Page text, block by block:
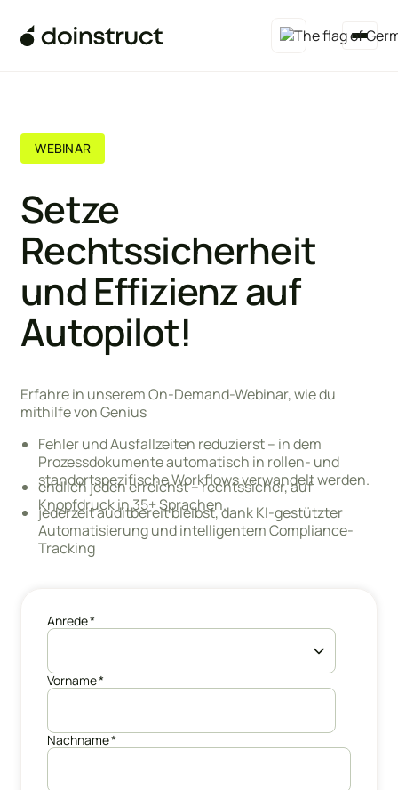
WEBINAR
Setze
Rechtssicherheit
und Effizienz auf
Autopilot!
Erfahre in unserem On-Demand-Webinar, wie du
mithilfe von Genius
Fehler und Ausfallzeiten reduzierst – in dem
Prozessdokumente automatisch in rollen- und
standortspezifische Workflows verwandelt werden.
endlich jeden erreichst – rechtssicher, auf
Knopfdruck in 35+ Sprachen.
jederzeit auditbereit bleibst, dank KI-gestützter
Automatisierung und intelligentem Compliance-
Tracking
Anrede*
Vorname*
Nachname*